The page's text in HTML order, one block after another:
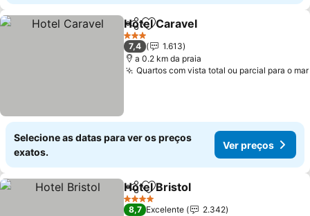
PartilharAdicionar aos favoritos
Hotel Caravel
3 Estrelas
7,4
1.613
a 0.2 km da praia
Quartos com vista total ou parcial para o mar
Selecione as datas para ver os preços
exatos.
Ver preços
PartilharAdicionar aos favoritos
Hotel Bristol
4 Estrelas
8,7 Excelente
2.342